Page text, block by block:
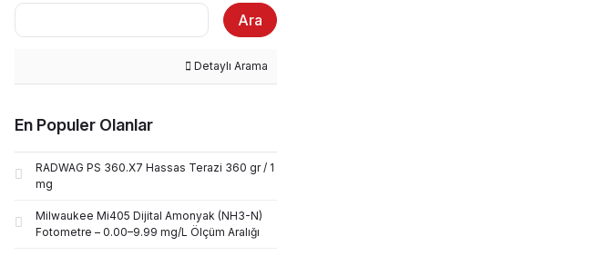
Ara
Detaylı Arama
En Populer Olanlar
RADWAG PS 360.X7 Hassas Terazi 360 gr / 1
mg
Milwaukee Mi405 Dijital Amonyak (NH3-N)
Fotometre – 0.00–9.99 mg/L Ölçüm Aralığı